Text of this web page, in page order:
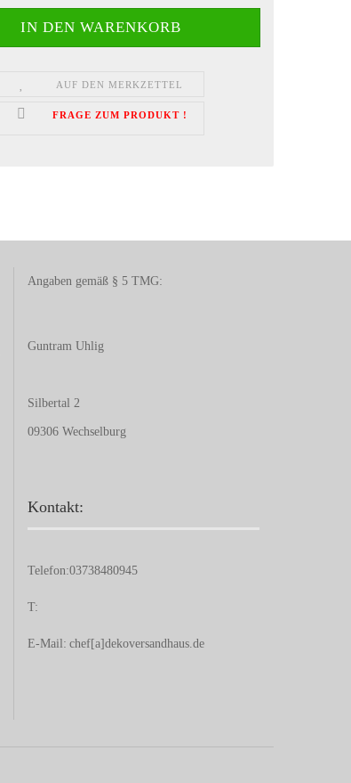
AUF DEN MERKZETTEL
FRAGE ZUM PRODUKT !
Angaben gemäß § 5 TMG:
Guntram Uhlig
Silbertal 2
09306 Wechselburg
Kontakt:
Telefon:03738480945
T:
E-Mail: chef[a]dekoversandhaus.de